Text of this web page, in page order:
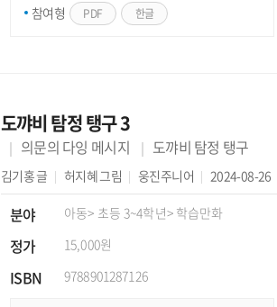
참여형 PDF 한글
도꺄비 탐정 탱구 3
의문의 다잉 메시지 도꺄비 탐정 탱구
김기홍글 허지혜그림 웅진주니어 2024-08-26
분야 아동> 초등 3~4학년> 학습만화
정가 15,000원
ISBN 9788901287126